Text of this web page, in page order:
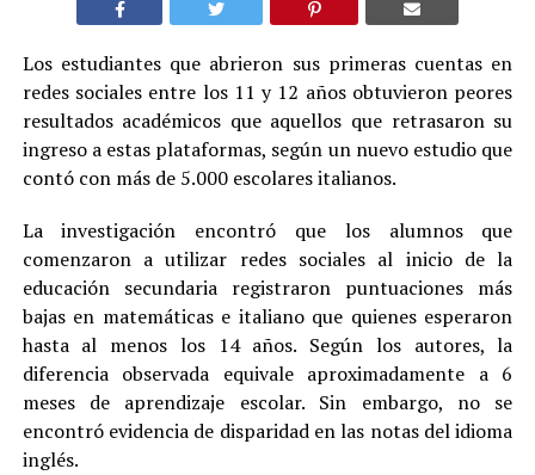
Los estudiantes que abrieron sus primeras cuentas en
redes sociales entre los 11 y 12 años obtuvieron peores
resultados académicos que aquellos que retrasaron su
ingreso a estas plataformas, según un nuevo estudio que
contó con más de 5.000 escolares italianos.
La investigación encontró que los alumnos que
comenzaron a utilizar redes sociales al inicio de la
educación secundaria registraron puntuaciones más
bajas en matemáticas e italiano que quienes esperaron
hasta al menos los 14 años. Según los autores, la
diferencia observada equivale aproximadamente a 6
meses de aprendizaje escolar. Sin embargo, no se
encontró evidencia de disparidad en las notas del idioma
inglés.